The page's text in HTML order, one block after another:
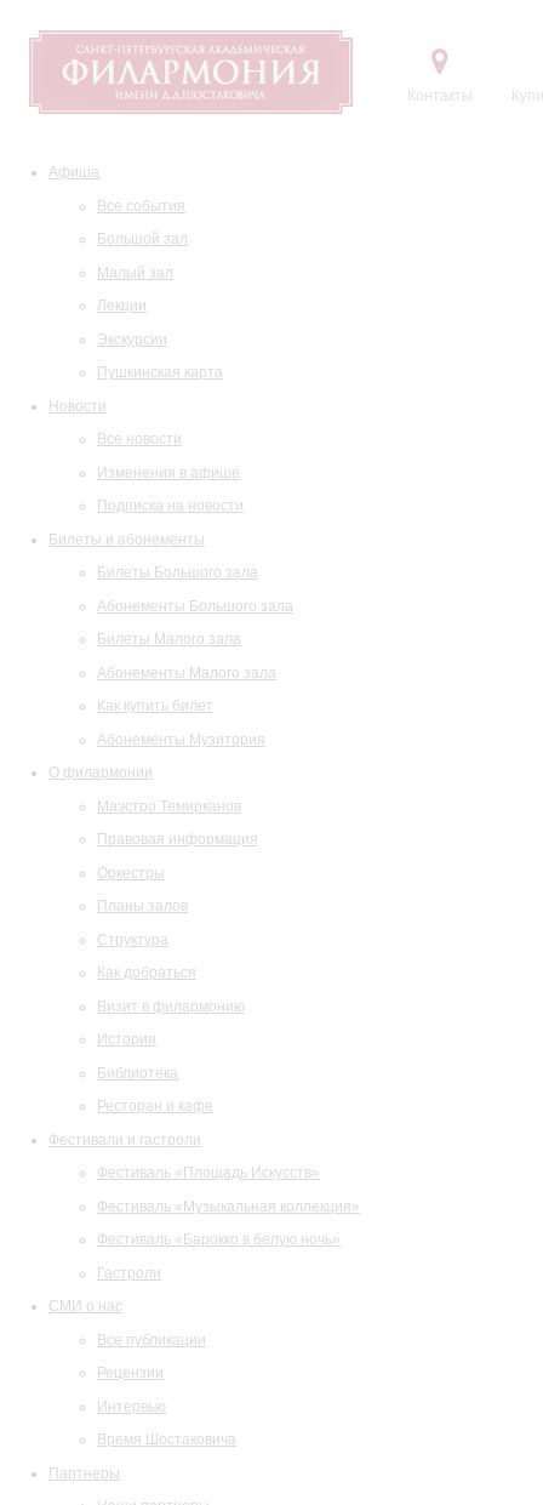
Контакты
Афиша
Все события
Большой зал
Малый зал
Лекции
Экскурсии
Пушкинская карта
Новости
Все новости
Изменения в афише
Подписка на новости
Билеты и абонементы
Билеты Большого зала
Абонементы Большого зала
Билеты Малого зала
Абонементы Малого зала
Как купить билет
Абонементы Музитория
О филармонии
Маэстро Темирканов
Правовая информация
Оркестры
Планы залов
Структура
Как добраться
Визит в филармонию
История
Библиотека
Ресторан и кафе
Фестивали и гастроли
Фестиваль «Площадь Искусств»
Фестиваль «Музыкальная коллекция»
Фестиваль «Барокко в белую ночь»
Гастроли
СМИ о нас
Все публикации
Рецензии
Интервью
Время Шостаковича
Партнеры